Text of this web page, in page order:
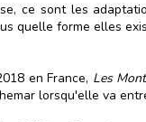
ce sont les
quelle forme elles
en France, Les
lorsqu'elle va